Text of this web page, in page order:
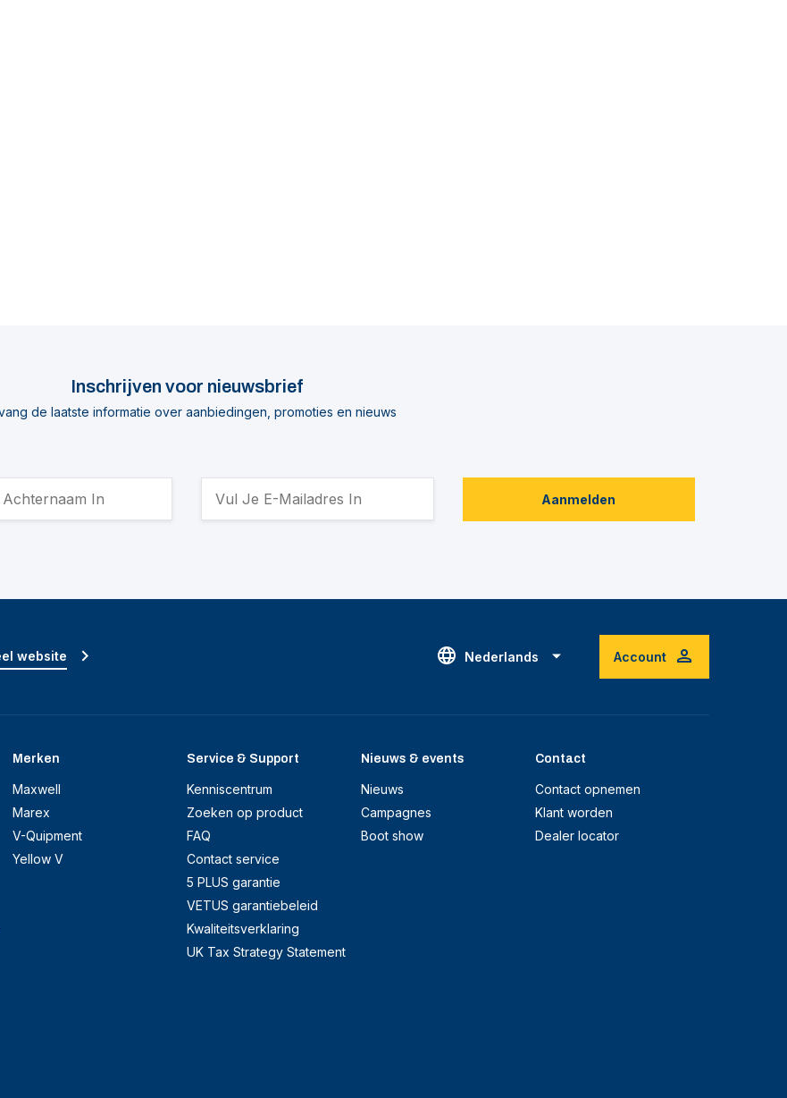
Inschrijven voor nieuwsbrief
de laatste informatie over aanbiedingen, promoties en nieuws
Aanmelden
Nederlands Account
Merken
Maxwell
Marex
V-Quipment
Yellow V
Service & Support
Kenniscentrum
Zoeken op product
FAQ
Contact service
5 PLUS garantie
VETUS garantiebeleid
Kwaliteitsverklaring
UK Tax Strategy Statement
Nieuws & events
Nieuws
Campagnes
Boot show
Contact
Contact opnemen
Klant worden
Dealer locator
website